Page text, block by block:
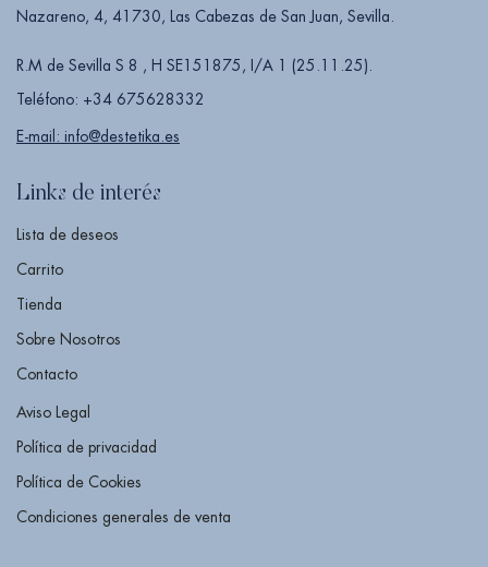
Nazareno, 4, 41730, Las Cabezas de San Juan, Sevilla.
R.M de Sevilla S 8 , H SE151875, I/A 1 (25.11.25).
Teléfono: +34 675628332
E-mail: info@destetika.es
Links de interés
Lista de deseos
Carrito
Tienda
Sobre Nosotros
Contacto
Aviso Legal
Política de privacidad
Política de Cookies
Condiciones generales de venta